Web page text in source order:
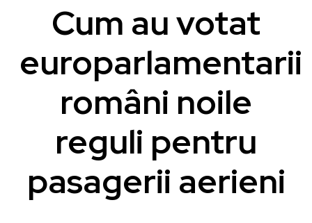
Cum au votat
europarlamentarii
români noile
reguli pentru
pasagerii aerieni